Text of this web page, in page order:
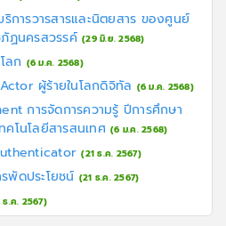
การวารสารและนิตยสาร ของศูนย์
ฏนครสวรรค์ (29 มิ.ย. 2568)
ลก (6 ม.ค. 2568)
ผู้ร้ายในโลกดิจิทัล (6 ม.ค. 2568)
การจัดการความรู้ ปีการศึกษา
โนโลยีสารสนเทศ (6 ม.ค. 2568)
(21 ธ.ค. 2567)
พัดประโยชน์ (21 ธ.ค. 2567)
ธ.ค. 2567)